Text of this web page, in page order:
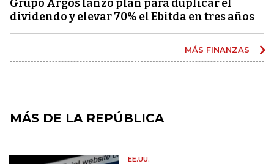
Grupo Argos lanzó plan para duplicar el
dividendo y elevar 70% el Ebitda en tres años
MÁS FINANZAS
MÁS DE LA REPÚBLICA
EE.UU.